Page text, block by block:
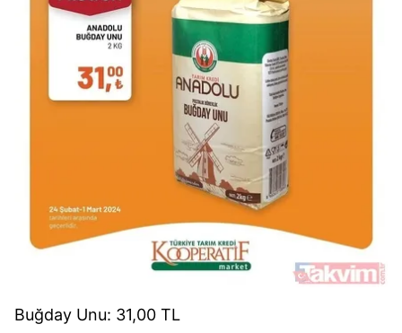
Buğday Unu: 31,00 TL